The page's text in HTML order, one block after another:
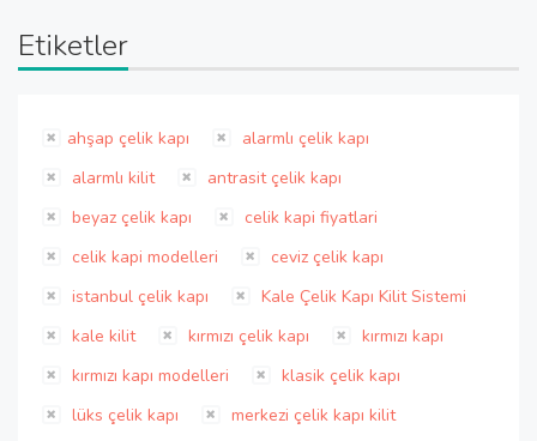
Etiketler
ahşap çelik kapı
alarmlı çelik kapı
alarmlı kilit
antrasit çelik kapı
beyaz çelik kapı
celik kapi fiyatlari
celik kapi modelleri
ceviz çelik kapı
istanbul çelik kapı
Kale Çelik Kapı Kilit Sistemi
kale kilit
kırmızı çelik kapı
kırmızı kapı
kırmızı kapı modelleri
klasik çelik kapı
lüks çelik kapı
merkezi çelik kapı kilit